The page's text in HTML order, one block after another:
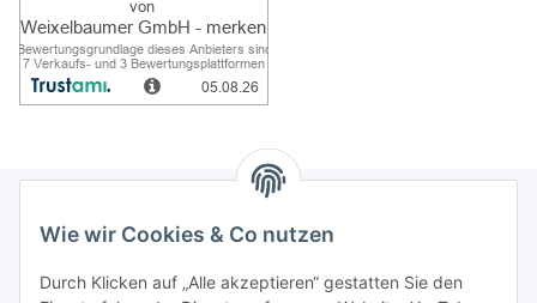
Wie wir Cookies & Co nutzen
Durch Klicken auf „Alle akzeptieren“ gestatten Sie den